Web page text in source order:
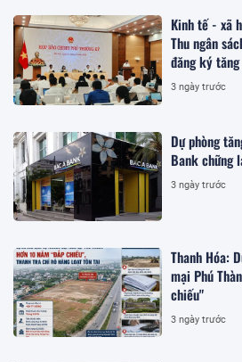
Kinh tế - xã
Thu ngân
đăng ký
3 ngày trước
Dự phòng
Bank chững
3 ngày trước
Thanh Hóa:
mại Phú
chiếu"
3 ngày trước